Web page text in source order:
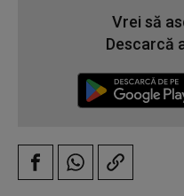
Vrei să
Descarcă